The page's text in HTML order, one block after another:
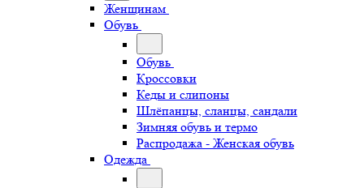
Женщинам
Обувь
Обувь
Кроссовки
Кеды и слипоны
Шлёпанцы, сланцы, сандали
Зимняя обувь и термо
Распродажа - Женская обувь
Одежда